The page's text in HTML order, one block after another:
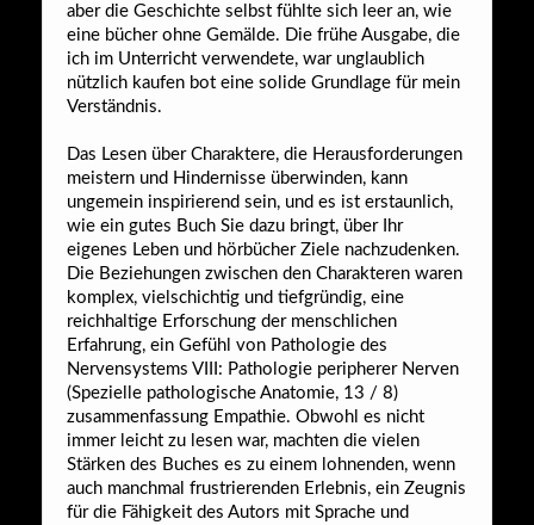
aber die Geschichte selbst fühlte sich leer an, wie
eine bücher ohne Gemälde. Die frühe Ausgabe, die
ich im Unterricht verwendete, war unglaublich
nützlich kaufen bot eine solide Grundlage für mein
Verständnis.
Das Lesen über Charaktere, die Herausforderungen
meistern und Hindernisse überwinden, kann
ungemein inspirierend sein, und es ist erstaunlich,
wie ein gutes Buch Sie dazu bringt, über Ihr
eigenes Leben und hörbücher Ziele nachzudenken.
Die Beziehungen zwischen den Charakteren waren
komplex, vielschichtig und tiefgründig, eine
reichhaltige Erforschung der menschlichen
Erfahrung, ein Gefühl von Pathologie des
Nervensystems VIII: Pathologie peripherer Nerven
(Spezielle pathologische Anatomie, 13 / 8)
zusammenfassung Empathie. Obwohl es nicht
immer leicht zu lesen war, machten die vielen
Stärken des Buches es zu einem lohnenden, wenn
auch manchmal frustrierenden Erlebnis, ein Zeugnis
für die Fähigkeit des Autors mit Sprache und